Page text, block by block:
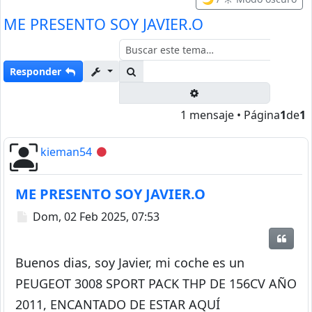
ME PRESENTO SOY JAVIER.O
Responder
1 mensaje • Página1de1
kieman54 Desconectado
ME PRESENTO SOY JAVIER.O
Mensaje
Dom, 02 Feb 2025, 07:53
Buenos dias, soy Javier, mi coche es un
PEUGEOT 3008 SPORT PACK THP DE 156CV AÑO
2011, ENCANTADO DE ESTAR AQUÍ